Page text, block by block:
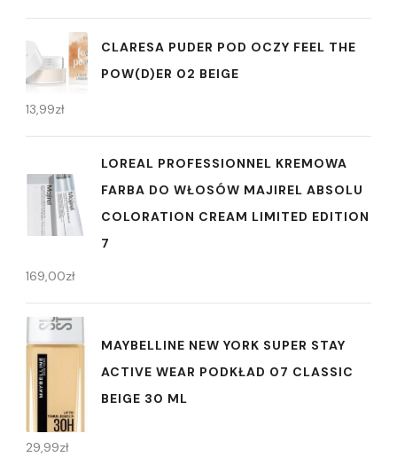
CLARESA PUDER POD OCZY FEEL THE
POW(D)ER 02 BEIGE
13,99zł
LOREAL PROFESSIONNEL KREMOWA
FARBA DO WŁOSÓW MAJIREL ABSOLU
COLORATION CREAM LIMITED EDITION
7
169,00zł
MAYBELLINE NEW YORK SUPER STAY
ACTIVE WEAR PODKŁAD 07 CLASSIC
BEIGE 30 ML
29,99zł